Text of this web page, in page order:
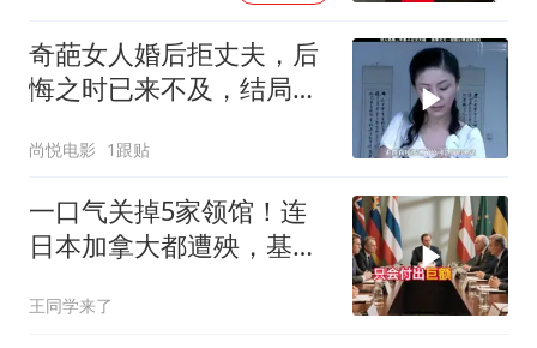
奇葩女人婚后拒丈夫，后
悔之时已来不及，结局令
尚悦电影 1跟贴
一口气关掉5家领馆！连
日本加拿大都遭殃，基辛
王同学来了